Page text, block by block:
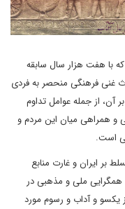
با هفت هزار سال سابقه
غنی فرهنگی منحصر به فردی
آن، از جمله عوامل تداوم
و همراهی میان این مردم و
است.
بر ایران و غارت منابع
همگرایی ملی و مذهبی در
یکسو و آداب و رسوم مورد